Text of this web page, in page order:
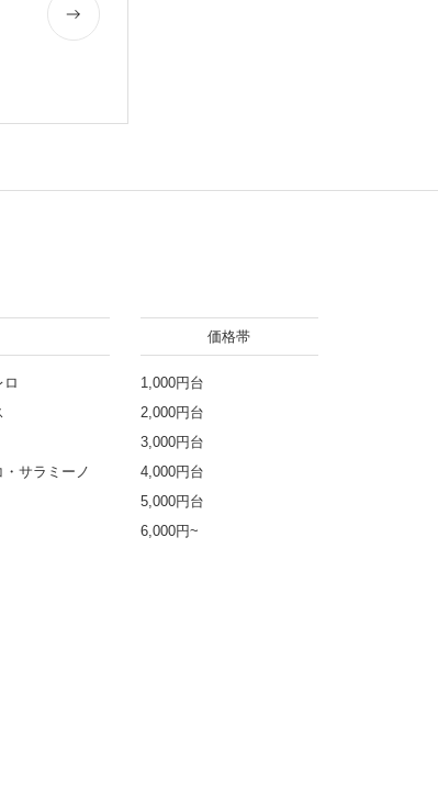
ロ
サラミーノ
価格帯
1,000円台
2,000円台
3,000円台
4,000円台
5,000円台
6,000円~